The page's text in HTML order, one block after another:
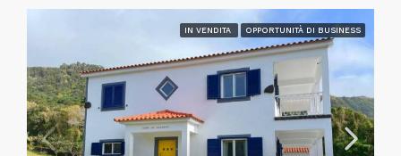
IN VENDITA OPPORTUNITÀ DI BUSINESS